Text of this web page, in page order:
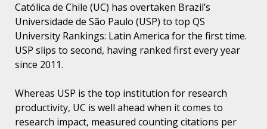
Católica de Chile (UC) has overtaken Brazil’s
Universidade de São Paulo (USP) to top QS
University Rankings: Latin America for the first time.
USP slips to second, having ranked first every year
since 2011.
Whereas USP is the top institution for research
productivity, UC is well ahead when it comes to
research impact, measured counting citations per